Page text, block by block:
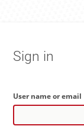
Sign in
User name or email